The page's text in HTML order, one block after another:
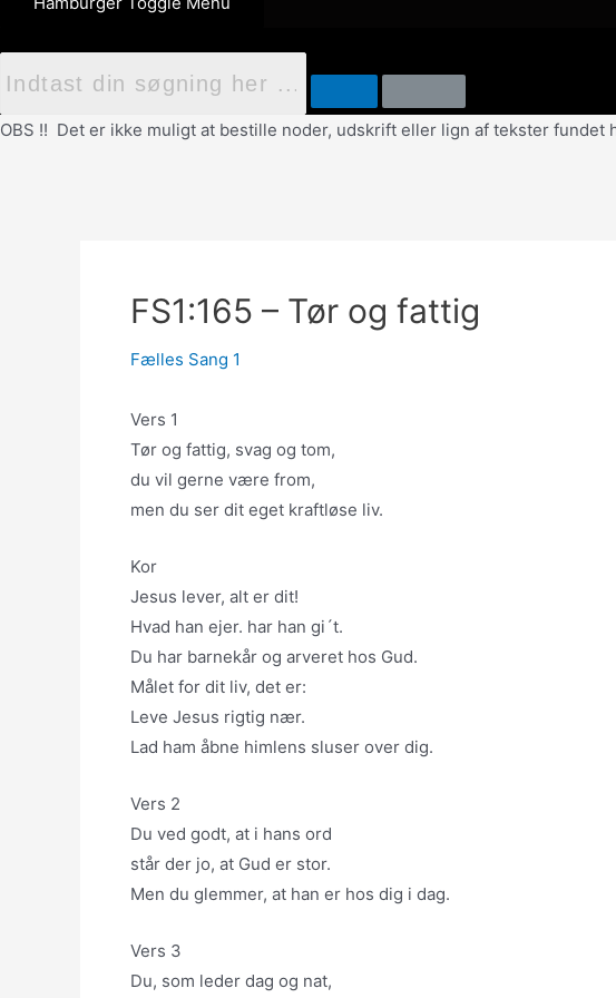
OBS !! Det er ikke muligt at bestille noder, udskrift eller lign af tekster
FS1:165 – Tør og fattig
Fælles Sang 1
Vers 1
Tør og fattig, svag og tom,
du vil gerne være from,
men du ser dit eget kraftløse liv.
Kor
Jesus lever, alt er dit!
Hvad han ejer. har han gi´t.
Du har barnekår og arveret hos Gud.
Målet for dit liv, det er:
Leve Jesus rigtig nær.
Lad ham åbne himlens sluser over dig.
Vers 2
Du ved godt, at i hans ord
står der jo, at Gud er stor.
Men du glemmer, at han er hos dig i dag.
Vers 3
Du, som leder dag og nat,